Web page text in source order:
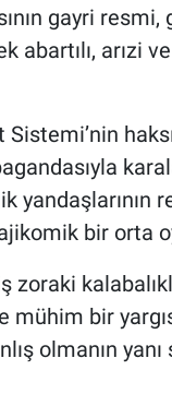
gayri
abartılı,
bir orta
zoraki
mühim bir
olmanın